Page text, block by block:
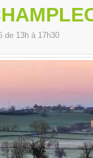
de 13h à 17h30